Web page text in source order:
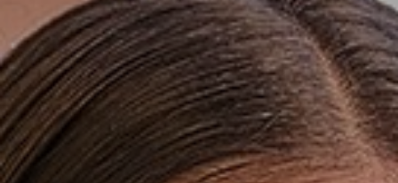
Bekijk onze digitale schoolgids
Wie zijn wij?
Ons onderwijs
BYOD
Begeleiding en ondersteuning
Talentontwikkeling
Stichting Carmelcollege